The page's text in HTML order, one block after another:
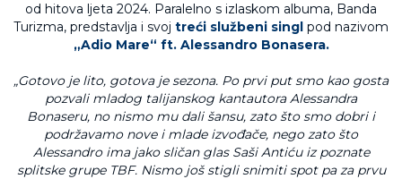
od hitova ljeta 2024. Paralelno s izlaskom albuma, Banda
Turizma, predstavlja i svoj treći službeni singl pod nazivom
„Adio Mare“ ft. Alessandro Bonasera.
„Gotovo je lito, gotova je sezona. Po prvi put smo kao gosta
pozvali mladog talijanskog kantautora Alessandra
Bonaseru, no nismo mu dali šansu, zato što smo dobri i
podržavamo nove i mlade izvođače, nego zato što
Alessandro ima jako sličan glas Saši Antiću iz poznate
splitske grupe TBF. Nismo još stigli snimiti spot pa za prvu